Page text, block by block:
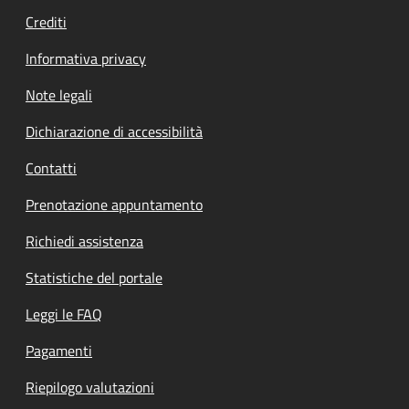
Crediti
Informativa privacy
Note legali
Dichiarazione di accessibilità
Contatti
Prenotazione appuntamento
Richiedi assistenza
Statistiche del portale
Leggi le FAQ
Pagamenti
Riepilogo valutazioni